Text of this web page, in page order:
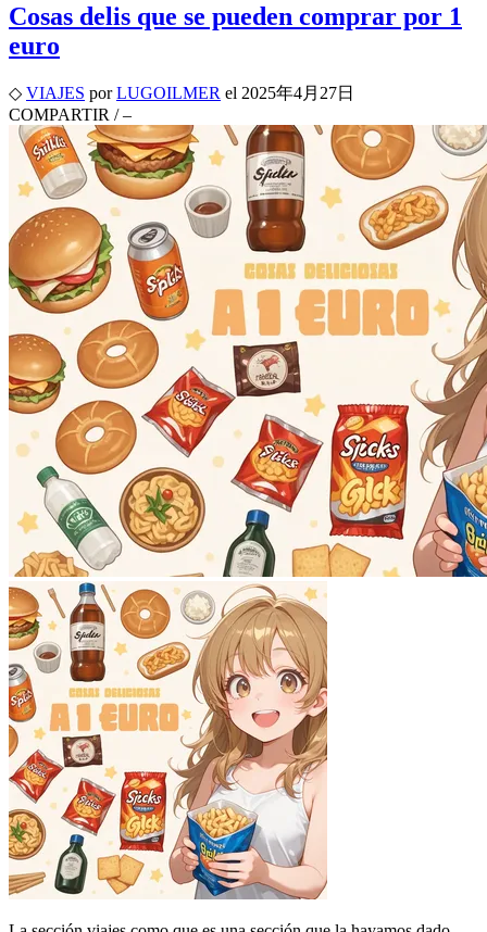
Cosas delis que se pueden comprar por 1
euro
◇ VIAJES por LUGOILMER el 2025年4月27日
COMPARTIR / –